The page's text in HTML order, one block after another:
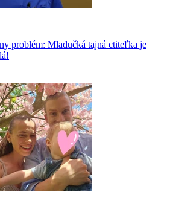
problém: Mladučká tajná ctiteľka je